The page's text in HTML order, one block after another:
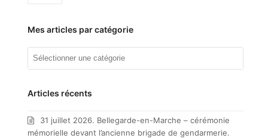
Mes articles par catégorie
Mes
catégorie
Articles récents
31 juillet 2026. Bellegarde-en-Marche – cérémonie
mémorielle devant l’ancienne brigade de gendarmerie.